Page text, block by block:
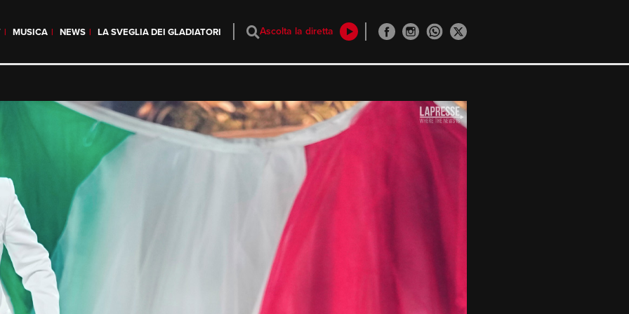
MUSICA NEWS LA SVEGLIA DEI GLADIATORI Ascolta la diretta